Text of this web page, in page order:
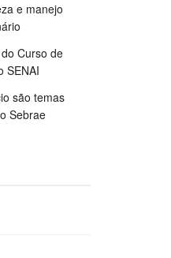
e manejo
Curso de
SENAI
são temas
Sebrae